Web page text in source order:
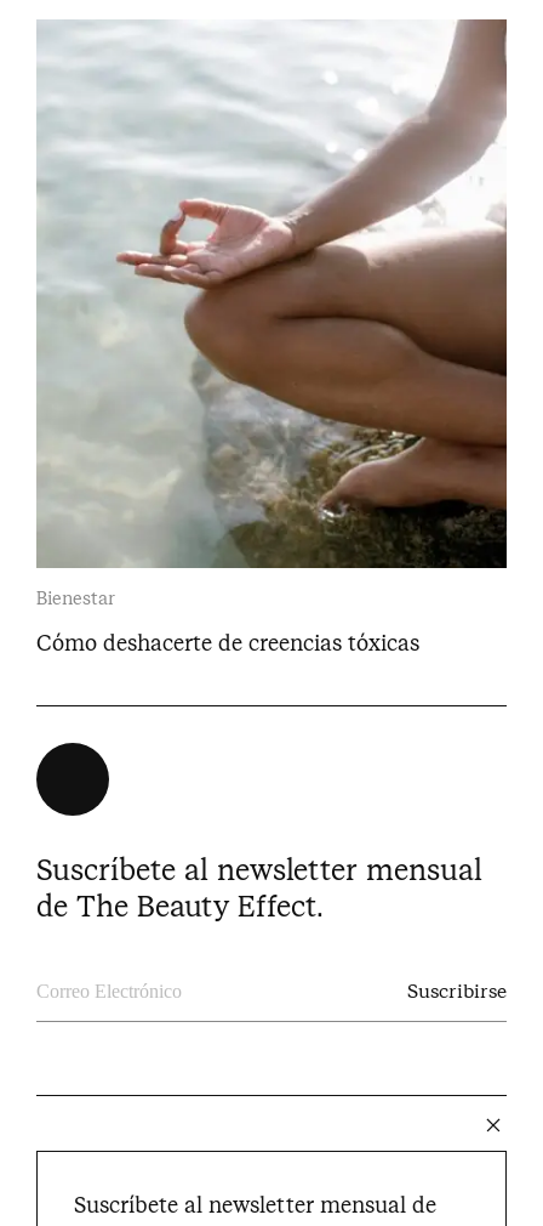
Bienestar
Cómo deshacerte de creencias tóxicas
Suscríbete al newsletter mensual de
Suscríbete al newsletter mensual
de The Beauty Effect.
InstagramFacebookYoutube PinterestTwitter